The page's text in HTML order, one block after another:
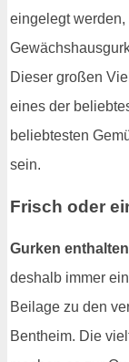
eingelegt
Dieser großen
eines der
beliebtesten
sein.
Frisch oder
Gurken
deshalb immer
Beilage zu den
Bentheim. Die